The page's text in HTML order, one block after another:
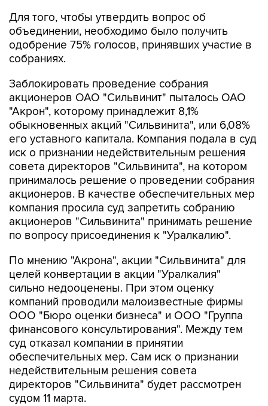
Для того, чтобы утвердить вопрос об
объединении, необходимо было получить
одобрение 75% голосов, принявших участие в
собраниях.
Заблокировать проведение собрания
акционеров ОАО "Сильвинит" пыталось ОАО
"Акрон", которому принадлежит 8,1%
обыкновенных акций "Сильвинита", или 6,08%
его уставного капитала. Компания подала в суд
иск о признании недействительным решения
совета директоров "Сильвинита", на котором
принималось решение о проведении собрания
акционеров. В качестве обеспечительных мер
компания просила суд запретить собранию
акционеров "Сильвинита" принимать решение
по вопросу присоединения к "Уралкалию".
По мнению "Акрона", акции "Сильвинита" для
целей конвертации в акции "Уралкалия"
сильно недооценены. При этом оценку
компаний проводили малоизвестные фирмы
ООО "Бюро оценки бизнеса" и ООО "Группа
финансового консультирования". Между тем
суд отказал компании в принятии
обеспечительных мер. Сам иск о признании
недействительным решения совета
директоров "Сильвинита" будет рассмотрен
судом 11 марта.